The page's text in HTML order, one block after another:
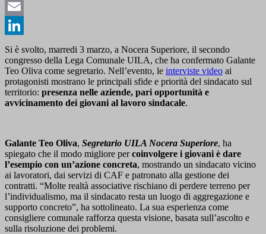
Messenger
Email
LinkedIn
Si è svolto, marredi 3 marzo, a Nocera Superiore, il secondo
congresso della Lega Comunale UILA, che ha confermato Galante
Teo Oliva come segretario. Nell’evento, le interviste video ai
protagonisti mostrano le principali sfide e priorità del sindacato sul
territorio: presenza nelle aziende, pari opportunità e
avvicinamento dei giovani al lavoro sindacale.
Galante Teo Oliva, Segretario UILA Nocera Superiore, ha
spiegato che il modo migliore percoinvolgere i giovani è dare
l’esempio con un’azione concreta, mostrando un sindacato vicino
ai lavoratori, dai servizi di CAF e patronato alla gestione dei
contratti. “Molte realtà associative rischiano di perdere terreno per
l’individualismo, ma il sindacato resta un luogo di aggregazione e
supporto concreto”, ha sottolineato. La sua esperienza come
consigliere comunale rafforza questa visione, basata sull’ascolto e
sulla risoluzione dei problemi.